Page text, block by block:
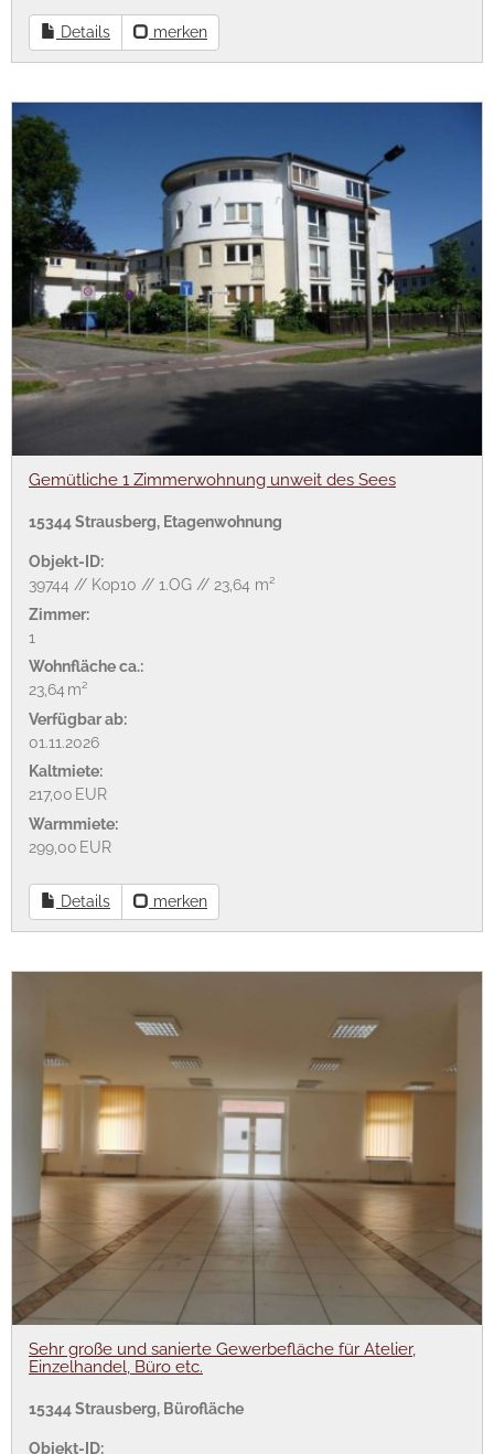
Details merken
Gemütliche 1 Zimmerwohnung unweit des Sees
15344 Strausberg, Etagenwohnung
Objekt-ID:
39744 // Kop10 // 1.OG // 23,64 m²
Zimmer:
1
Wohnfläche ca.:
23,64 m²
Verfügbar ab:
01.11.2026
Kaltmiete:
217,00 EUR
Warmmiete:
299,00 EUR
Details merken
Sehr große und sanierte Gewerbefläche für Atelier,
Einzelhandel, Büro etc.
15344 Strausberg, Bürofläche
Objekt-ID: